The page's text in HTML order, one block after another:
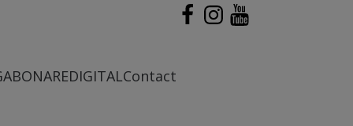
ABONAREDIGITALContact